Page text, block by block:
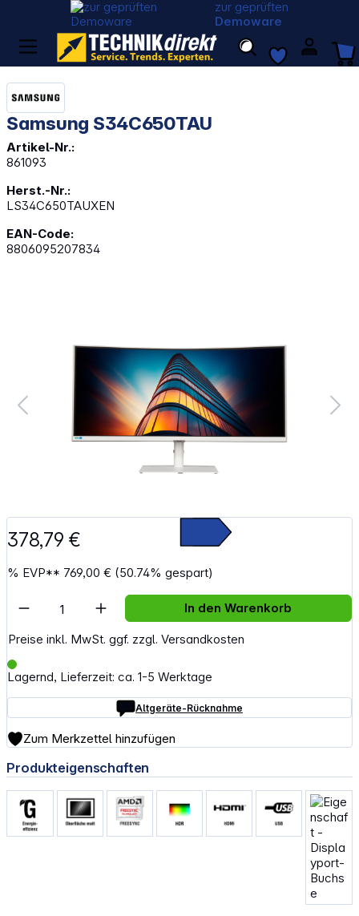
zur geprüften
Demoware
Samsung S34C650TAU
Artikel-Nr.:
861093
Herst.-Nr.:
LS34C650TAUXEN
EAN-Code:
8806095207834
378,79 €
% EVP** 769,00 € (50.74% gespart)
Preise inkl. MwSt. ggf. zzgl. Versandkosten
Lagernd, Lieferzeit: ca. 1-5 Werktage
Altgeräte-Rücknahme
Artikel Anzahl: Gib den gewünschten
In den Warenkorb
Zum Merkzettel hinzufügen
Produkteigenschaften